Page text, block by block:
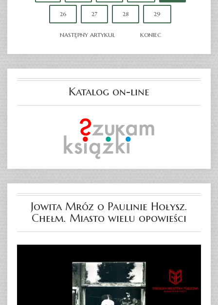
26 27 28 29
NASTĘPNY ARTYKUŁ KONIEC
Katalog on-line
Jowita Mróz o Paulinie Hołysz.
Chełm. Miasto wielu opowieści